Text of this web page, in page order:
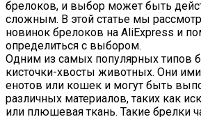
брелоков, и выбор может быть
сложным. В этой статье мы
новинок брелоков на AliExpress и
определиться с выбором.
Одним из самых популярных типов
кисточки-хвосты животных. Они
енотов или кошек и могут быть
различных материалов, таких как
или плюшевая ткань. Такие брелки